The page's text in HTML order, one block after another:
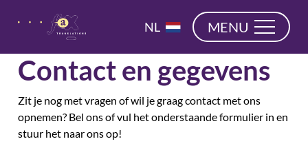
NL
DE
MENU
Contact en gegevens
Zit je nog met vragen of wil je graag contact met ons
opnemen? Bel ons of vul het onderstaande formulier in en
stuur het naar ons op!